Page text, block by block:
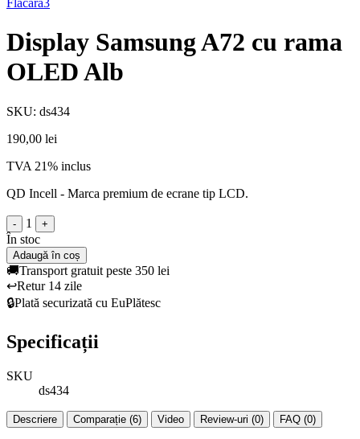
Flacara3
Display Samsung A72 cu rama
OLED Alb
SKU: ds434
190,00 lei
TVA 21% inclus
QD Incell - Marca premium de ecrane tip LCD.
- 1 +
În stoc
Adaugă în coș
🚚Transport gratuit peste 350 lei
↩️Retur 14 zile
🔒Plată securizată cu EuPlătesc
Specificații
SKU
ds434
Descriere Comparație (6) Video Review-uri (0) FAQ (0)